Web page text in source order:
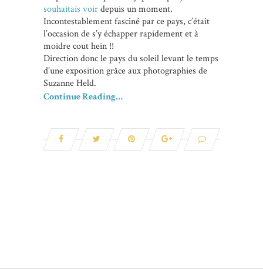
souhaitais voirdepuis un moment.
Incontestablement fasciné par ce pays, c’était
l’occasion de s’y échapper rapidement et à
moidre cout hein !!
Direction donc le pays du soleil levant le temps
d’une exposition grâce aux photographies de
Suzanne Held.
Continue Reading…